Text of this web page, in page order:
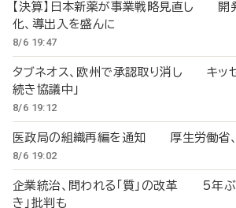
【決算】日本新薬が事業戦略見直し 開
化、導出入を盛んに
8/6 19:47
タブネオス、欧州で承認取り消し キッセ
続き協議中」
8/6 19:12
医政局の組織再編を通知 厚生労働省
8/6 19:02
企業統治、問われる「質」の改革 5年ぶ
き」批判も